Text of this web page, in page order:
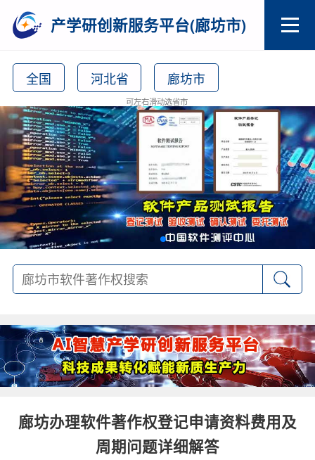
产学研创新服务平台(廊坊市)
全国 河北省 廊坊市
可左右滑动选省市
廊坊办理软件著作权登记申请资料费用及
周期问题详细解答